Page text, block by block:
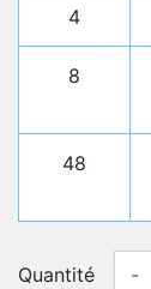
4
8
48
Quantité -